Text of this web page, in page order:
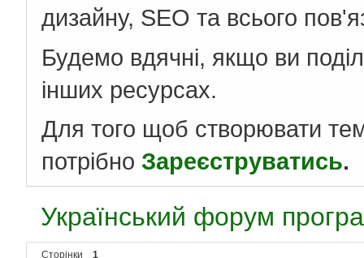
дизайну, SEO та всього
Будемо вдячні, якщо ви
інших ресурсах.
Для того щоб створювати
потрібно Зареєструватись.
Український форум
Сторінки 1